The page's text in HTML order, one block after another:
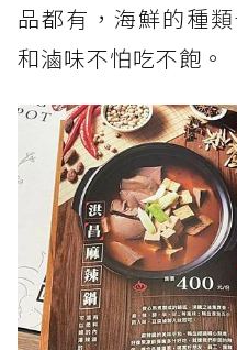
品都有，海鮮的種
和滷味不怕吃不飽。